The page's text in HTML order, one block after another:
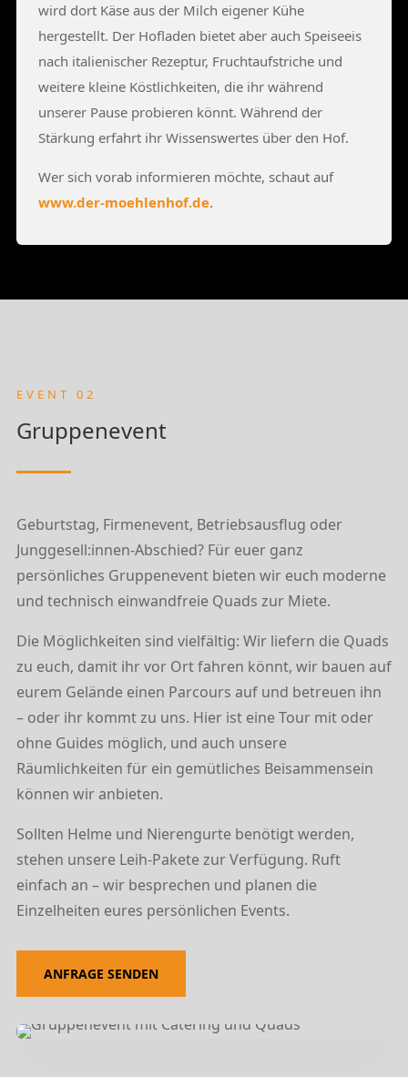
wird dort Käse aus der Milch eigener Kühe
hergestellt. Der Hofladen bietet aber auch Speiseeis
nach italienischer Rezeptur, Fruchtaufstriche und
weitere kleine Köstlichkeiten, die ihr während
unserer Pause probieren könnt. Während der
Stärkung erfahrt ihr Wissenswertes über den Hof.
Wer sich vorab informieren möchte, schaut auf
www.der-moehlenhof.de.
EVENT 02
Gruppenevent
Geburtstag, Firmenevent, Betriebsausflug oder
Junggesell:innen-Abschied? Für euer ganz
persönliches Gruppenevent bieten wir euch moderne
und technisch einwandfreie Quads zur Miete.
Die Möglichkeiten sind vielfältig: Wir liefern die Quads
zu euch, damit ihr vor Ort fahren könnt, wir bauen auf
eurem Gelände einen Parcours auf und betreuen ihn
– oder ihr kommt zu uns. Hier ist eine Tour mit oder
ohne Guides möglich, und auch unsere
Räumlichkeiten für ein gemütliches Beisammensein
können wir anbieten.
Sollten Helme und Nierengurte benötigt werden,
stehen unsere Leih-Pakete zur Verfügung. Ruft
einfach an – wir besprechen und planen die
Einzelheiten eures persönlichen Events.
ANFRAGE SENDEN